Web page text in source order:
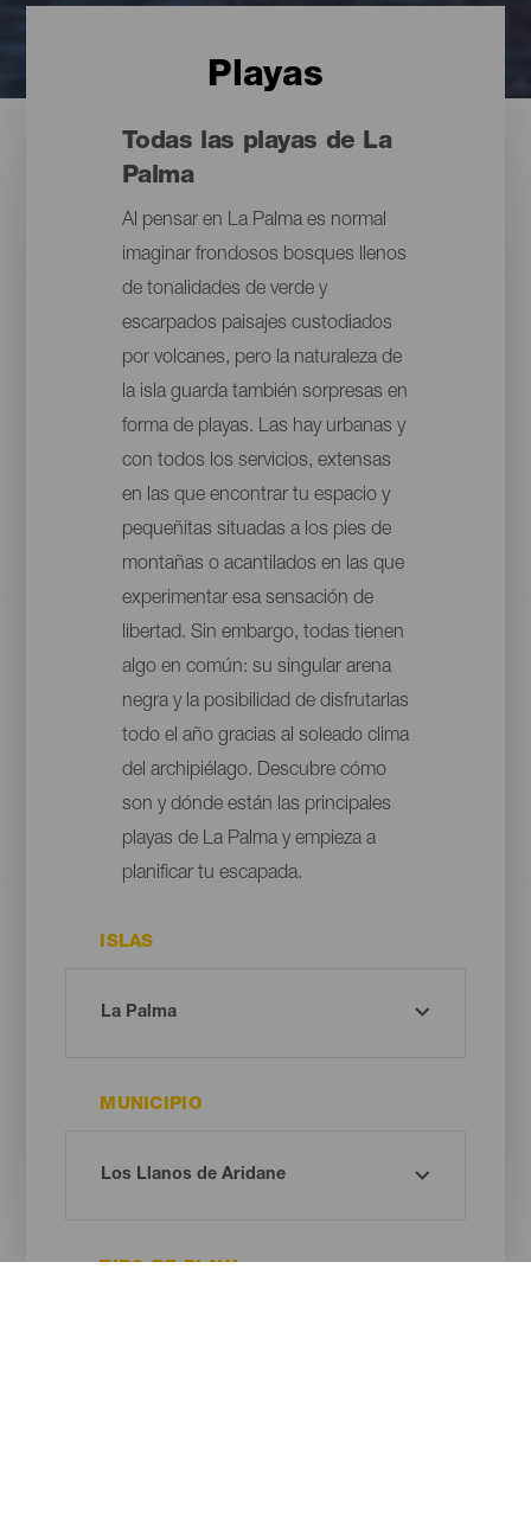
Playas
Todas las playas de La
Palma
Al pensar en La Palma es normal
imaginar frondosos bosques llenos
de tonalidades de verde y
escarpados paisajes custodiados
por volcanes, pero la naturaleza de
la isla guarda también sorpresas en
forma de playas. Las hay urbanas y
con todos los servicios, extensas
en las que encontrar tu espacio y
pequeñitas situadas a los pies de
montañas o acantilados en las que
experimentar esa sensación de
libertad. Sin embargo, todas tienen
algo en común: su singular arena
negra y la posibilidad de disfrutarlas
todo el año gracias al soleado clima
del archipiélago. Descubre cómo
son y dónde están las principales
playas de La Palma y empieza a
planificar tu escapada.
ISLAS
MUNICIPIO
TIPO DE PLAYA